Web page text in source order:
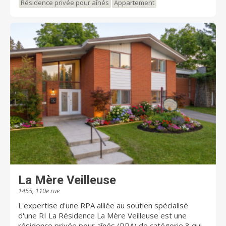
tranquilité d'esprit et le mieux-être, tels que vous les
d’Excellence en Immobilier – 2007 Catégorie multi-
résidentiel Institut de Développement Urbain
Résidence privée pour aînés Appartement
La Mère Veilleuse
1455, 110e rue
L'expertise d'une RPA alliée au soutien spécialisé
d'une RI La Résidence La Mère Veilleuse est une